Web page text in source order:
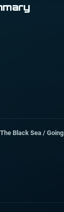
Black Sea /